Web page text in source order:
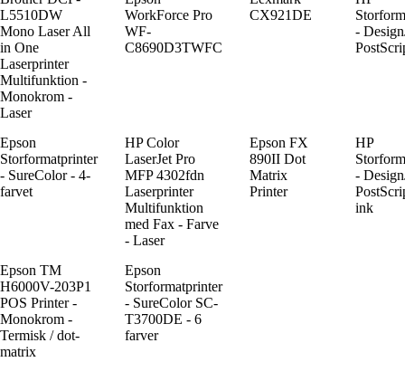
L5510DW
Mono Laser All
in One
Laserprinter
Multifunktion -
Monokrom -
Laser
WorkForce Pro
WF-
C8690D3TWFC
CX921DE
-
Epson
Storformatprinter
- SureColor - 4-
farvet
HP Color
LaserJet Pro
MFP 4302fdn
Laserprinter
Multifunktion
med Fax - Farve
- Laser
Epson FX
890II Dot
Matrix
Printer
HP
-
ink
Epson TM
H6000V-203P1
POS Printer -
Monokrom -
Termisk / dot-
matrix
Epson
Storformatprinter
- SureColor SC-
T3700DE - 6
farver